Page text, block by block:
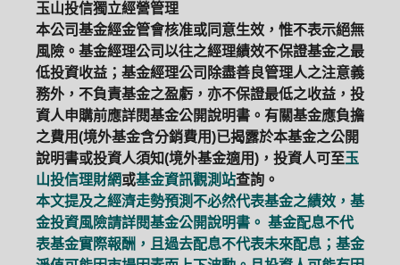
玉山投信獨立經營管理
本公司基金經金管會核准或同意生效，惟不表示絕無
風險。基金經理公司以往之經理績效不保證基金之最
低投資收益；基金經理公司除盡善良管理人之注意義
務外，不負責基金之盈虧，亦不保證最低之收益，投
資人申購前應詳閱基金公開說明書。有關基金應負擔
之費用(境外基金含分銷費用)已揭露於本基金之公開
說明書或投資人須知(境外基金適用)，投資人可至玉
山投信理財網或基金資訊觀測站查詢。
本文提及之經濟走勢預測不必然代表基金之績效，基
金投資風險請詳閱基金公開說明書。 基金配息不代
表基金實際報酬，且過去配息不代表未來配息；基金